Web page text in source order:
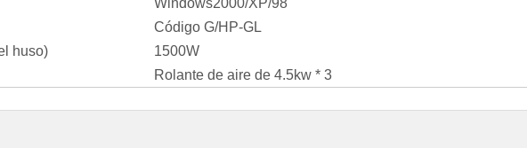
Windows2000/XP/98
Código G/HP-GL
huso)
1500W
Rolante de aire de 4.5kw * 3